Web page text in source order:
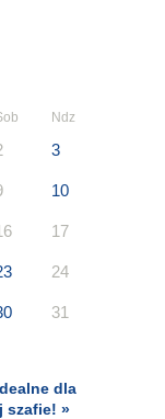
Ndz
3
10
17
24
31
dla
szafie! »